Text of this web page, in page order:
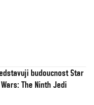
budoucnost Star
The Ninth Jedi